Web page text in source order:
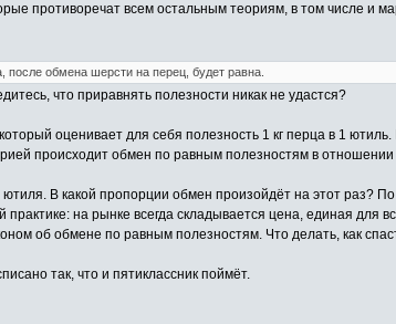
противоречат всем остальным теориям, в том числе и
после обмена шерсти на перец, будет равна.
что приравнять полезности никак не удастся?
оценивает для себя полезность 1 кг перца в 1
происходит обмен по равным полезностям в отношении
В какой пропорции обмен произойдёт на этот раз?
на рынке всегда складывается цена, единая для
об обмене по равным полезностям. Что делать, как
так, что и пятиклассник поймёт.